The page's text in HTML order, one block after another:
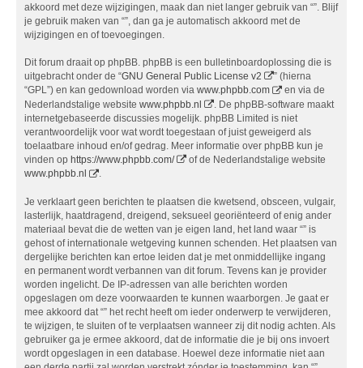
akkoord met deze wijzigingen, maak dan niet langer gebruik van “”. Blijf
je gebruik maken van “”, dan ga je automatisch akkoord met de
wijzigingen en of toevoegingen.
Dit forum draait op phpBB. phpBB is een bulletinboardoplossing die is
uitgebracht onder de “GNU General Public License v2
” (hierna
“GPL”) en kan gedownload worden via www.phpbb.com
en via de
Nederlandstalige website www.phpbb.nl
. De phpBB-software maakt
internetgebaseerde discussies mogelijk. phpBB Limited is niet
verantwoordelijk voor wat wordt toegestaan of juist geweigerd als
toelaatbare inhoud en/of gedrag. Meer informatie over phpBB kun je
vinden op https://www.phpbb.com/
of de Nederlandstalige website
www.phpbb.nl
.
Je verklaart geen berichten te plaatsen die kwetsend, obsceen, vulgair,
lasterlijk, haatdragend, dreigend, seksueel georiënteerd of enig ander
materiaal bevat die de wetten van je eigen land, het land waar “” is
gehost of internationale wetgeving kunnen schenden. Het plaatsen van
dergelijke berichten kan ertoe leiden dat je met onmiddellijke ingang
en permanent wordt verbannen van dit forum. Tevens kan je provider
worden ingelicht. De IP-adressen van alle berichten worden
opgeslagen om deze voorwaarden te kunnen waarborgen. Je gaat er
mee akkoord dat “” het recht heeft om ieder onderwerp te verwijderen,
te wijzigen, te sluiten of te verplaatsen wanneer zij dit nodig achten. Als
gebruiker ga je ermee akkoord, dat de informatie die je bij ons invoert
wordt opgeslagen in een database. Hoewel deze informatie niet aan